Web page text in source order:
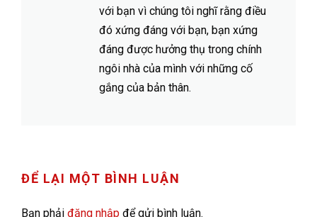
với bạn vì chúng tôi nghĩ rằng điều
đó xứng đáng với bạn, bạn xứng
đáng được hưởng thụ trong chính
ngôi nhà của mình với những cố
gắng của bản thân.
ĐỂ LẠI MỘT BÌNH LUẬN
Bạn phải đăng nhập để gửi bình luận.